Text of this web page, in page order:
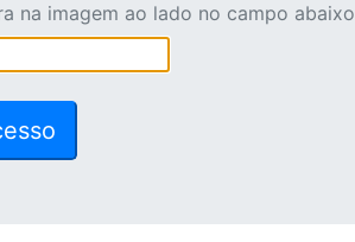
na imagem ao lado no campo abaixo